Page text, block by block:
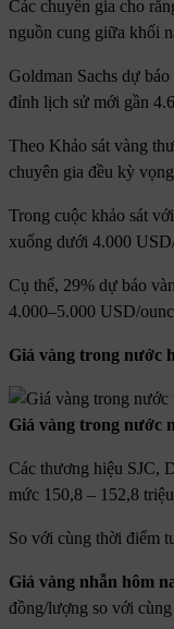
Các chuyên gia cho
nguồn cung giữa khối
Goldman Sachs dự
đỉnh lịch sử mới gần
Theo Khảo sát vàng
chuyên gia đều kỳ
Trong cuộc khảo sát
xuống dưới 4.000
Cụ thể, 29% dự báo
4.000–5.000 USD/
Giá vàng trong nước
Giá vàng trong nước
Các thương hiệu SJC,
mức 150,8 – 152,8
So với cùng thời điểm
Giá vàng nhẫn hôm
đồng/lượng so với